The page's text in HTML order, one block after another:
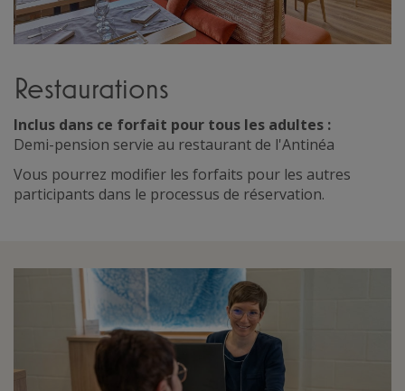
Restaurations
Inclus dans ce forfait pour tous les adultes :
Demi-pension servie au restaurant de l'Antinéa
Vous pourrez modifier les forfaits pour les autres
participants dans le processus de réservation.